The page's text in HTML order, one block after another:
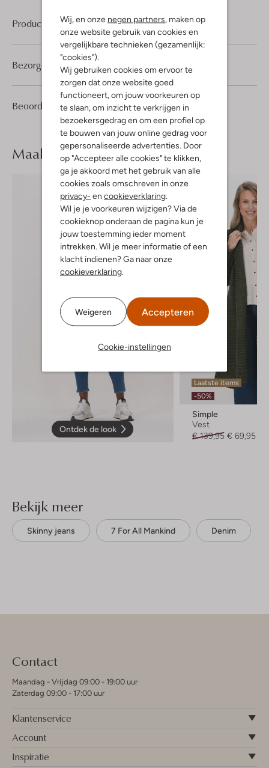
Wij, en onze negen partners, maken op
onze website gebruik van cookies en
vergelijkbare technieken (gezamenlijk:
"cookies").
Wij gebruiken cookies om ervoor te
zorgen dat onze website goed
functioneert, om jouw voorkeuren op
te slaan, om inzicht te verkrijgen in
bezoekersgedrag en om een profiel op
te bouwen van jouw online gedrag voor
gepersonaliseerde advertenties. Door
op "Accepteer alle cookies" te klikken,
ga je akkoord met het gebruik van alle
cookies zoals omschreven in onze
privacy- en cookieverklaring.
Wil je je voorkeuren wijzigen? Via de
cookieknop onderaan de pagina kun je
jouw toestemming ieder moment
intrekken. Wil je meer informatie of een
klacht indienen? Ga naar onze
cookieverklaring.
Weigeren Accepteren
Cookie-instellingen
Product informatie
Beoordelingen (2) 5/5
2
5
Sterren
Bezorgen & retourneren
Maak jelook compleet
Ontdek de look
Laatste items
-50%
Simple
Vest
€ 139,95 € 69,95
Bekijk meer
Skinny jeans 7 For All Mankind Denim
Contact
Maandag - Vrijdag 09:00 - 19:00 uur
Zaterdag 09:00 - 17:00 uur
Klantenservice
Account
Inspiratie